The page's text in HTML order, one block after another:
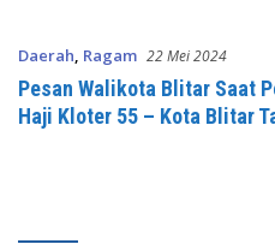
Daerah, Ragam 22 Mei 2024
Pesan Walikota Blitar Saat
Haji Kloter 55 – Kota Blitar